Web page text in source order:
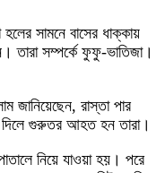
হলের সামনে বাসের ধাক্কায়
তারা সম্পর্কে ফুফু-ভাতিজা।
জানিয়েছেন, রাস্তা পার
দিলে গুরুতর আহত হন তারা।
নিয়ে যাওয়া হয়। পরে